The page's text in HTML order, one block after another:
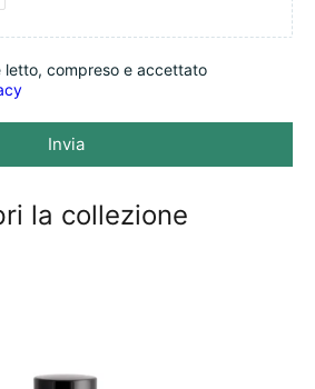
letto, compreso e accettato
Invia
la collezione